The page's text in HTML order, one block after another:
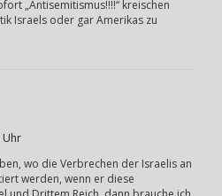
„Antisemitismus!!!!“ kreischen
Israels oder gar Amerikas zu
Uhr
wo die Verbrechen der Israelis an
werden, wenn er diese